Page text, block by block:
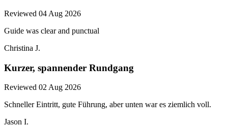
Reviewed 04 Aug 2026
Guide was clear and punctual
Christina J.
Kurzer, spannender Rundgang
Reviewed 02 Aug 2026
Schneller Eintritt, gute Führung, aber unten war es ziemlich voll.
Jason I.